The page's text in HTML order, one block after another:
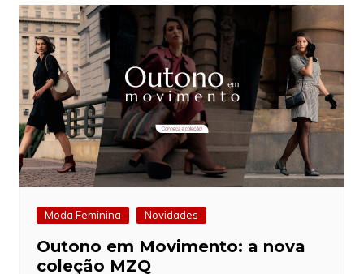
Moda Feminina Novidades
Outono em Movimento: a nova
coleção MZQ